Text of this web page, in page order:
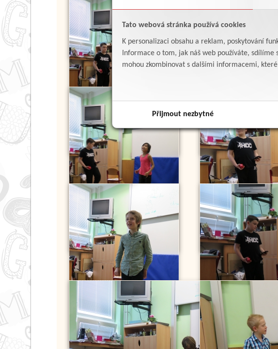
Tato webová stránka používá cookies
K personalizaci obsahu a reklam, poskytování
Informace o tom, jak náš web používáte,
mohou zkombinovat s dalšími informacemi,
Přijmout nezbytné